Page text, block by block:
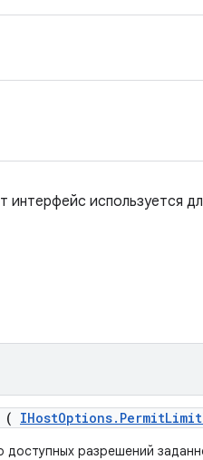
используется
( IHostOptions. PermitLimit
доступных разрешений